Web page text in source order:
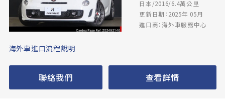
日本/2016/6.4萬公里
更新日期：2025年 05月
進口商：海外車服務中心
海外車進口流程說明
聯絡我們 查看詳情